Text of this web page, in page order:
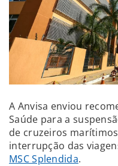
A Anvisa enviou
Saúde para a
de cruzeiros
interrupção das
MSC Splendida.